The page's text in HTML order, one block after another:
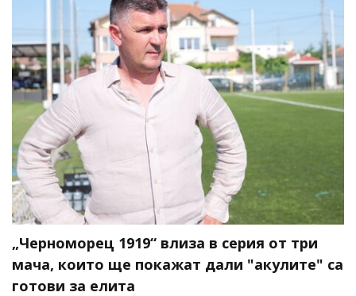
„Черноморец 1919“ влиза в серия от три
мача, които ще покажат дали "акулите" са
готови за елита